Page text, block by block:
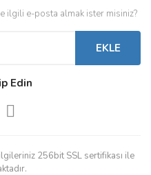
ilgili e-posta almak ister misiniz?
EKLE
Edin
256bit SSL sertifikası ile